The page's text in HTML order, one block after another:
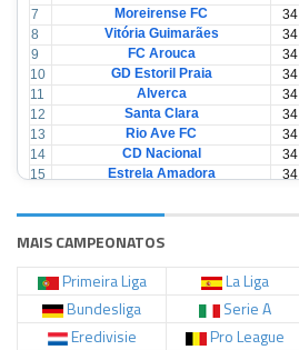
7
Moreirense FC 34
8
Vitória Guimarães 34
9
FC Arouca 34
10
GD Estoril Praia 34
11
Alverca 34
12
Santa Clara 34
13
Rio Ave FC 34
14
CD Nacional 34
15
Estrela Amadora 34
17
CD Tondela 34
18
MAIS CAMPEONATOS
Primeira Liga
La Liga
Bundesliga
Serie A
Eredivisie
Pro League